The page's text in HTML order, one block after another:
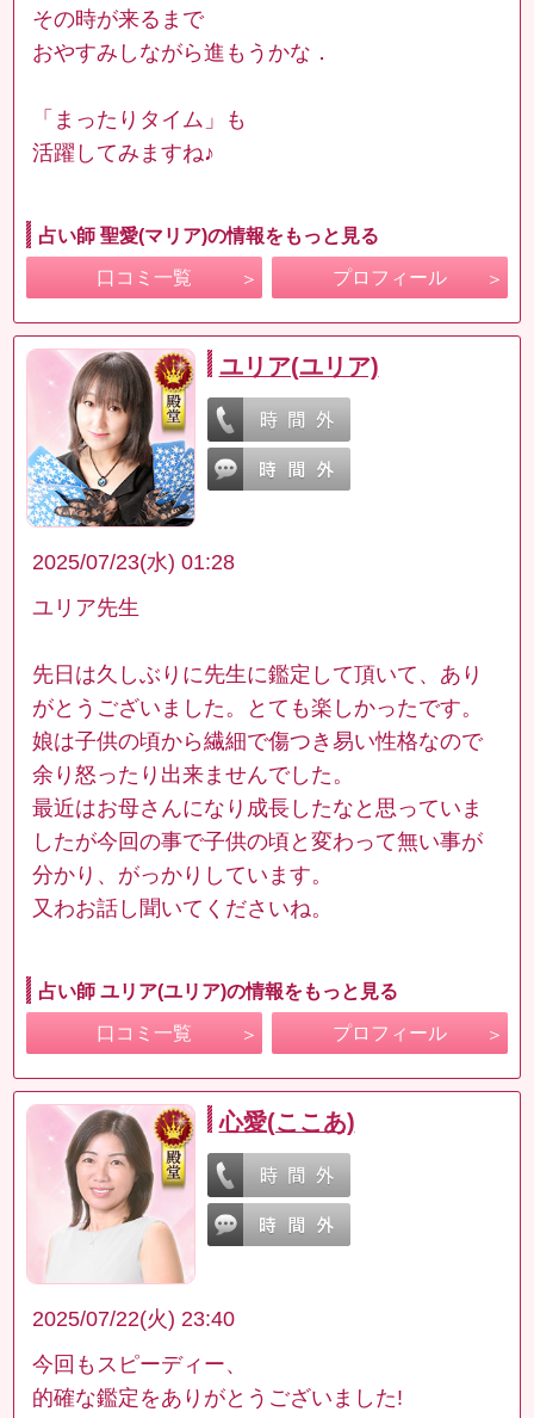
その時が来るまで
おやすみしながら進もうかな．
「まったりタイム」も
活躍してみますね♪
占い師 聖愛(マリア)の情報をもっと見る
口コミ一覧 プロフィール
ユリア(ユリア)
2025/07/23(水) 01:28
ユリア先生
先日は久しぶりに先生に鑑定して頂いて、あり
がとうございました。とても楽しかったです。
娘は子供の頃から繊細で傷つき易い性格なので
余り怒ったり出来ませんでした。
最近はお母さんになり成長したなと思っていま
したが今回の事で子供の頃と変わって無い事が
分かり、がっかりしています。
又わお話し聞いてくださいね。
占い師 ユリア(ユリア)の情報をもっと見る
口コミ一覧 プロフィール
心愛(ここあ)
2025/07/22(火) 23:40
今回もスピーディー、
的確な鑑定をありがとうございました!